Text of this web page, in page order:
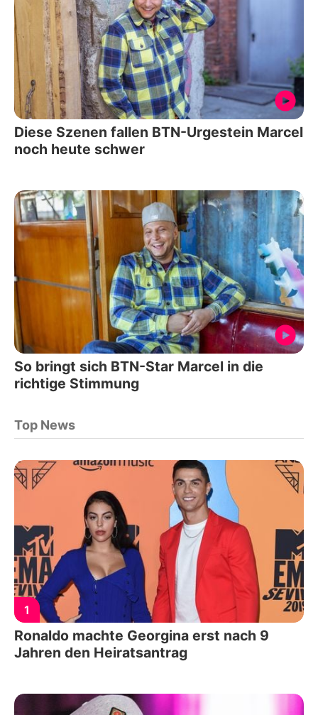
Diese Szenen fallen BTN-Urgestein Marcel
noch heute schwer
So bringt sich BTN-Star Marcel in die
richtige Stimmung
Top News
1
Ronaldo machte Georgina erst nach 9
Jahren den Heiratsantrag